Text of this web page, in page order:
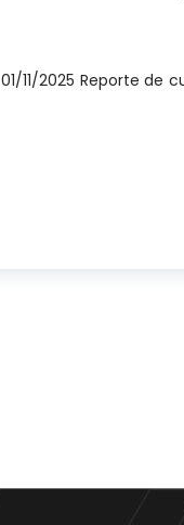
11/2025 Reporte de
VII: »